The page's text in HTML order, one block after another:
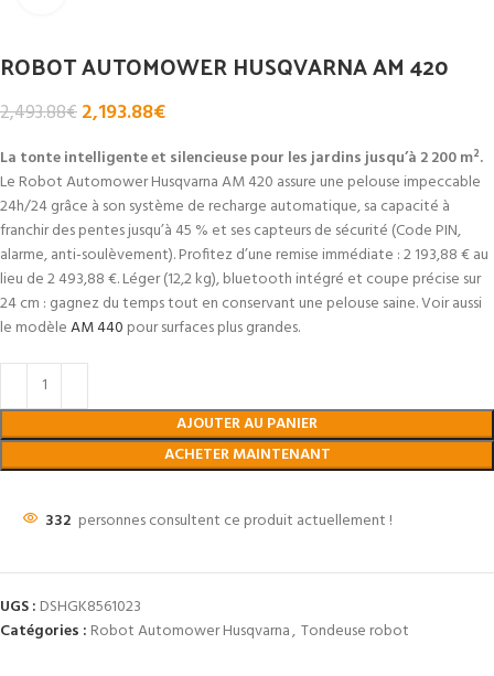
ROBOT AUTOMOWER HUSQVARNA AM 420
2,493.88€2,193.88€
La tonte intelligente et silencieuse pour les jardins jusqu’à 2 200 m².
Le Robot Automower Husqvarna AM 420 assure une pelouse impeccable
24h/24 grâce à son système de recharge automatique, sa capacité à
franchir des pentes jusqu’à 45 % et ses capteurs de sécurité (Code PIN,
alarme, anti-soulèvement). Profitez d’une remise immédiate : 2 193,88 € au
lieu de 2 493,88 €. Léger (12,2 kg), bluetooth intégré et coupe précise sur
24 cm : gagnez du temps tout en conservant une pelouse saine. Voir aussi
le modèleAM 440 pour surfaces plus grandes.
AJOUTER AU PANIER
ACHETER MAINTENANT
332 personnes consultent ce produit actuellement !
UGS : DSHGK8561023
Catégories : Robot Automower Husqvarna, Tondeuse robot